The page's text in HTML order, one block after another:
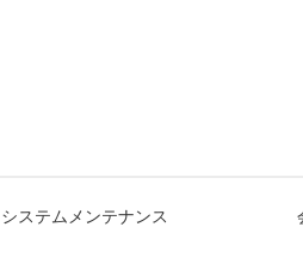
システムメンテナンス